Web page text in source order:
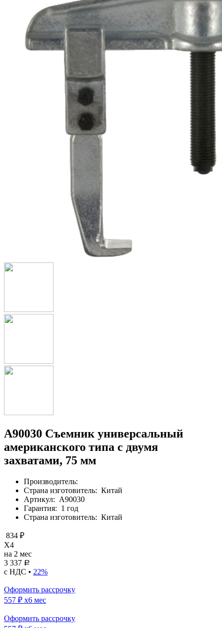
A90030 Съемник универсальный
американского типа с двумя
захватами, 75 мм
Производитель:
Страна изготовитель: Китай
Артикул: A90030
Гарантия: 1 год
Страна изготовитель: Китай
834 ₽
X4
на 2 мес
3 337 Р
с НДС • 22%
Оформить рассрочку
557 ₽ x6 мес
Оформить рассрочку